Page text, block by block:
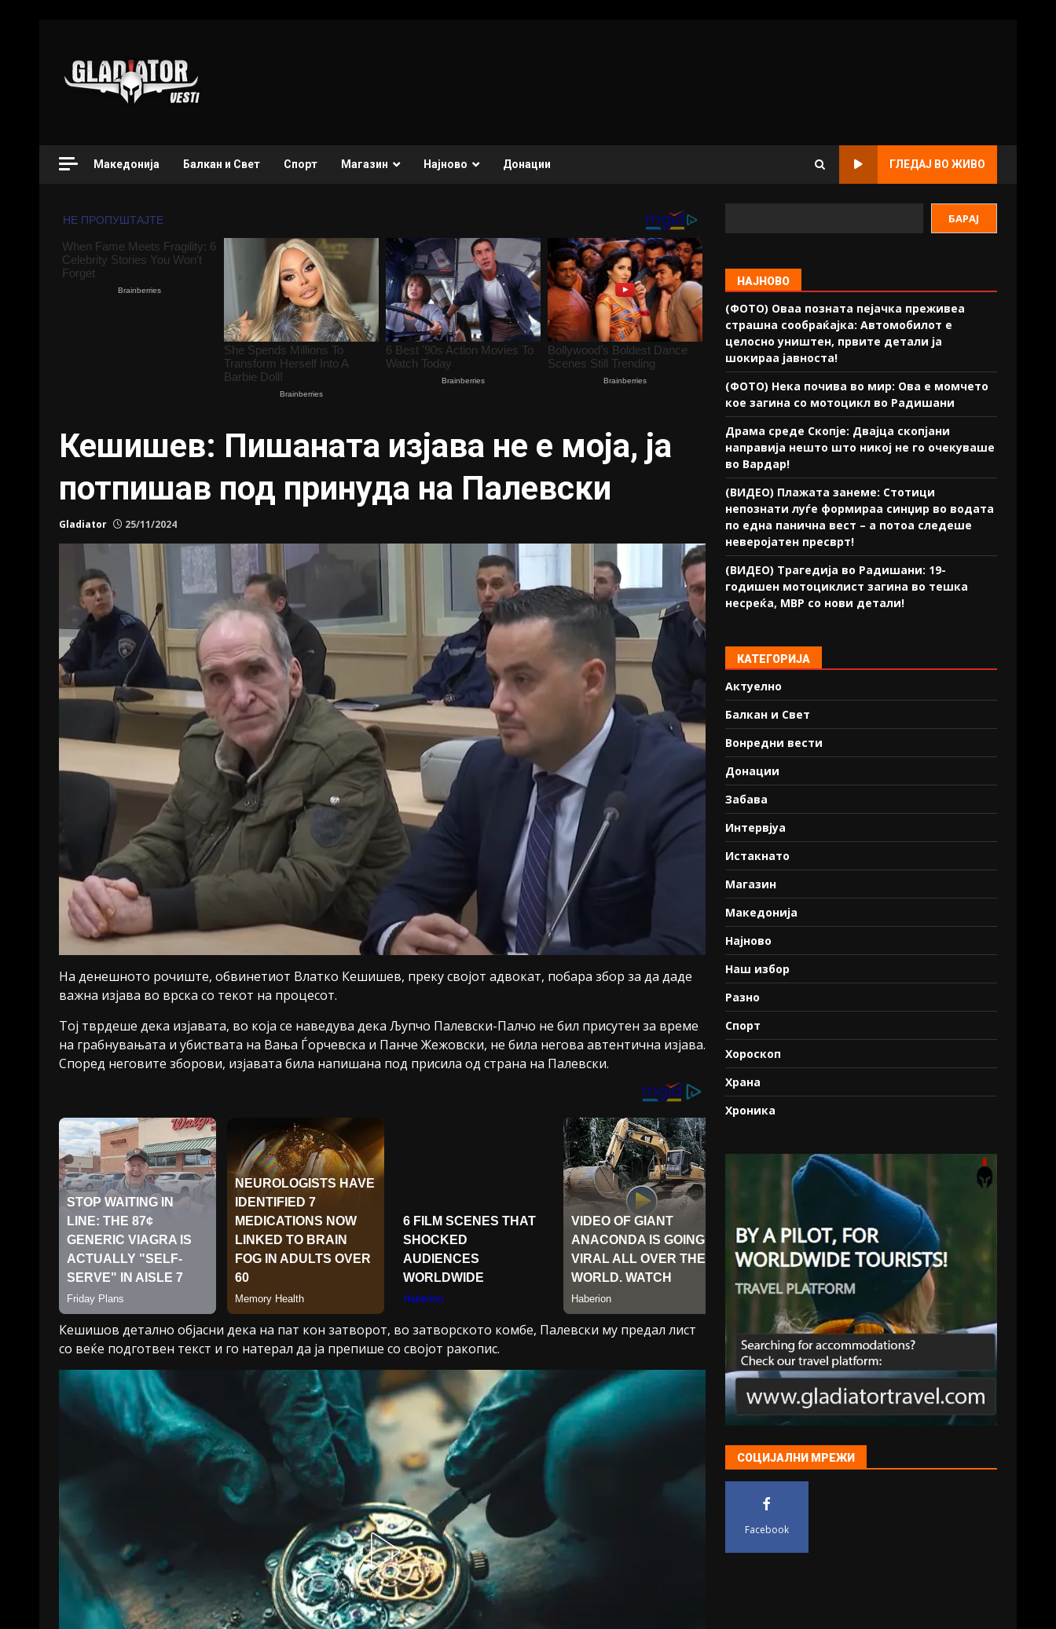
Македонија Балкан и Свет Спорт Магазин Најново Донации ГЛЕДАЈ ВО ЖИВО
Кешишев: Пишаната изјава не е моја, ја
потпишав под принуда на Палевски
Gladiator 25/11/2024
На денешното рочиште, обвинетиот Влатко Кешишев, преку својот адвокат, побара збор за да даде
важна изјава во врска со текот на процесот.
Тој тврдеше дека изјавата, во која се наведува дека Љупчо Палевски-Палчо не бил присутен за време
на грабнувањата и убиствата на Вања Ѓорчевска и Панче Жежовски, не била негова автентична изјава.
Според неговите зборови, изјавата била напишана под присила од страна на Палевски.
Кешишов детално објасни дека на пат кон затворот, во затворското комбе, Палевски му предал лист
со веќе подготвен текст и го натерал да ја препише со својот ракопис.
БАРАЈ
НАЈНОВО
(ФОТО) Оваа позната пејачка преживеа
страшна сообраќајка: Автомобилот е
целосно уништен, првите детали ја
шокираа јавноста!
(ФОТО) Нека почива во мир: Ова е момчето
кое загина со мотоцикл во Радишани
Драма среде Скопје: Двајца скопјани
направија нешто што никој не го очекуваше
во Вардар!
(ВИДЕО) Плажата занеме: Стотици
непознати луѓе формираа синџир во водата
по една панична вест – а потоа следеше
неверојатен пресврт!
(ВИДЕО) Трагедија во Радишани: 19-
годишен мотоциклист загина во тешка
несреќа, МВР со нови детали!
КАТЕГОРИЈА
Актуелно
Балкан и Свет
Вонредни вести
Донации
Забава
Интервјуа
Истакнато
Магазин
Македонија
Најново
Наш избор
Разно
Спорт
Хороскоп
Храна
Хроника
СОЦИЈАЛНИ МРЕЖИ
Facebook